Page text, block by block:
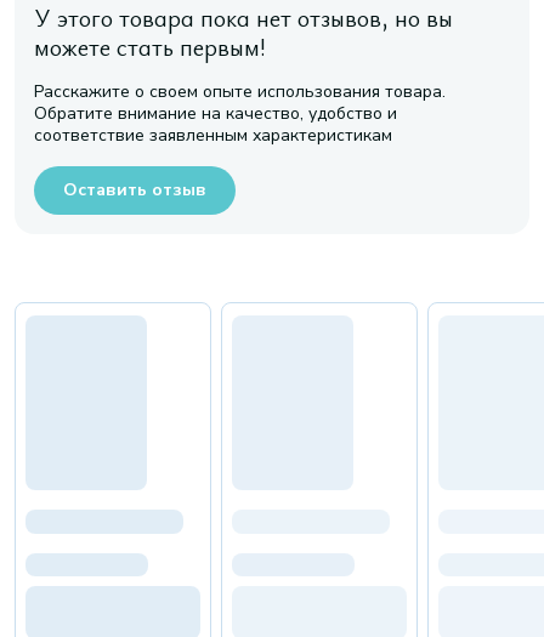
У этого товара пока нет отзывов, но вы
можете стать первым!
Расскажите о своем опыте использования товара.
Обратите внимание на качество, удобство и
соответствие заявленным характеристикам
Оставить отзыв